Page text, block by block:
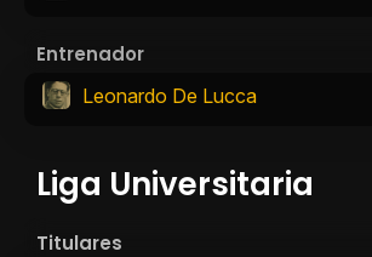
Entrenador
Leonardo De Lucca
Liga Universitaria
Titulares